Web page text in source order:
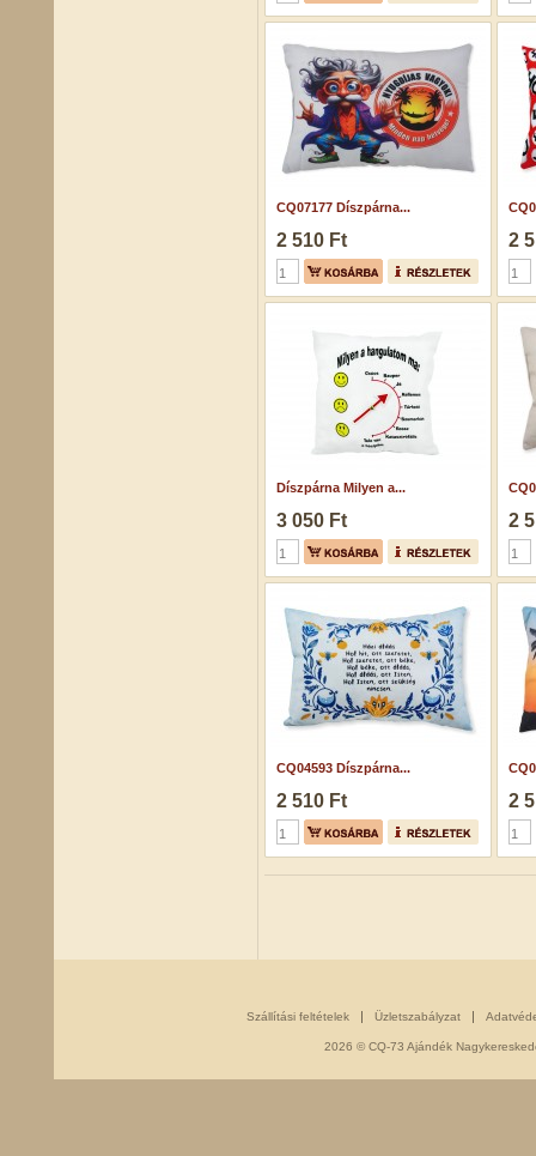
CQ07177 Díszpárna...
2 510 Ft 2
Díszpárna Milyen a...
3 050 Ft 2
CQ04593 Díszpárna...
2 510 Ft 2
Szállítási feltételek Üzletszabályzat
2026 © CQ-73 Ajándék